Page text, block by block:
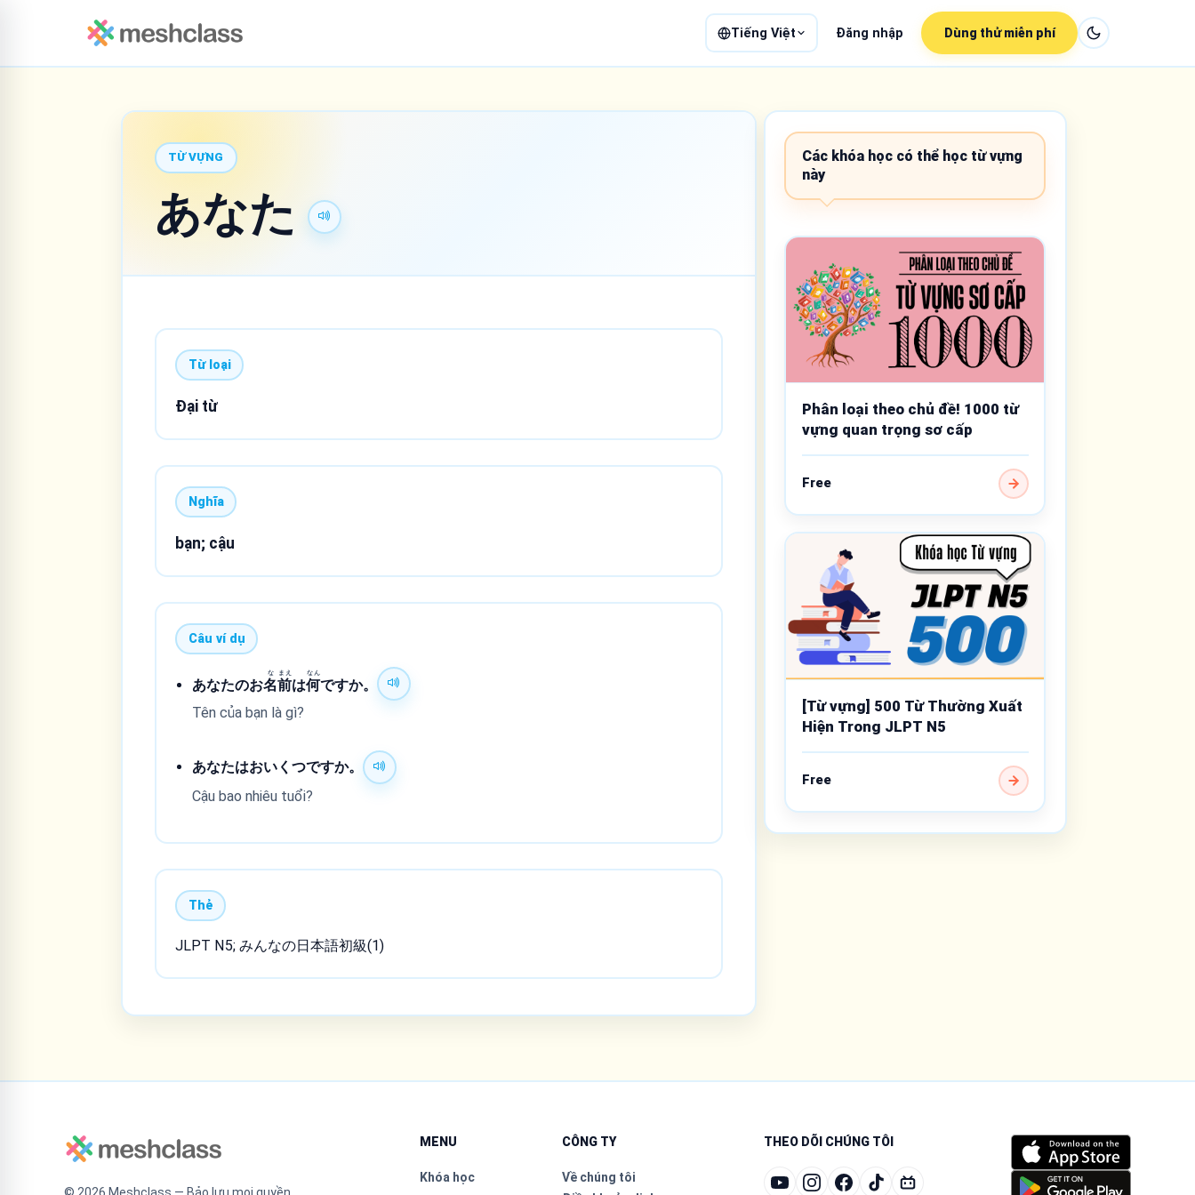
Tiếng Việt Đăng nhập Dùng thử miễn phí
TỪ VỰNG
あなた
Từ loại
Đại từ
Nghĩa
bạn; cậu
Câu ví dụ
あなたのお名
な
前
まえ
は何
なん
ですか。
Tên của bạn là gì?
あなたはおいくつですか。
Cậu bao nhiêu tuổi?
Thẻ
JLPT N5; みんなの日本語初級(1)
Các khóa học có thể học từ vựng
này
Phân loại theo chủ đề! 1000 từ
vựng quan trọng sơ cấp
Free
[Từ vựng] 500 Từ Thường Xuất
Hiện Trong JLPT N5
Free
MENU
Khóa học
CÔNG TY
Về chúng tôi
THEO DÕI CHÚNG TÔI